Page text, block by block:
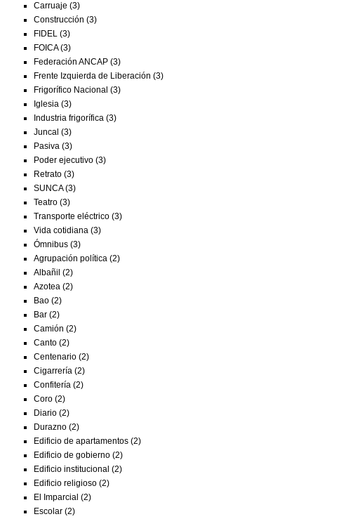
Carruaje (3)
Construcción (3)
FIDEL (3)
FOICA (3)
Federación ANCAP (3)
Frente Izquierda de Liberación (3)
Frigorífico Nacional (3)
Iglesia (3)
Industria frigorífica (3)
Juncal (3)
Pasiva (3)
Poder ejecutivo (3)
Retrato (3)
SUNCA (3)
Teatro (3)
Transporte eléctrico (3)
Vida cotidiana (3)
Ómnibus (3)
Agrupación política (2)
Albañil (2)
Azotea (2)
Bao (2)
Bar (2)
Camión (2)
Canto (2)
Centenario (2)
Cigarrería (2)
Confitería (2)
Coro (2)
Diario (2)
Durazno (2)
Edificio de apartamentos (2)
Edificio de gobierno (2)
Edificio institucional (2)
Edificio religioso (2)
El Imparcial (2)
Escolar (2)